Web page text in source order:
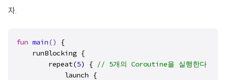
자.
fun main()
{
    runBlocking {
        repeat(
5) { // 5개의 Coroutine을 실행한다
            launch {